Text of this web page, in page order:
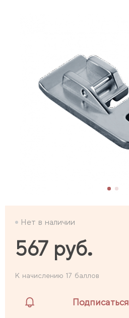
Нет в наличии
567 руб.
К начислению 17 баллов
Подписаться